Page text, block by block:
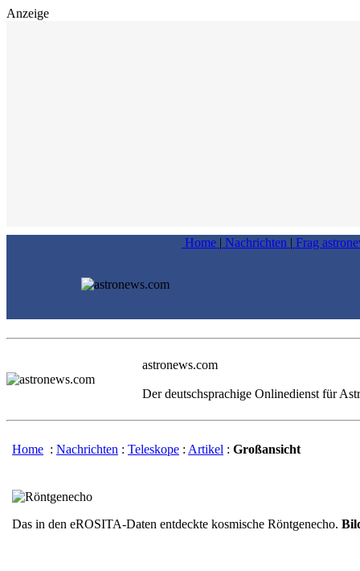
Anzeige
Home | Nachrichten | Frag
astronews.com
Der deutschsprachige Onlinedienst für
Home : Nachrichten : Teleskope : Artikel : Großansicht
Das in den eROSITA-Daten entdeckte kosmische Röntgenecho.